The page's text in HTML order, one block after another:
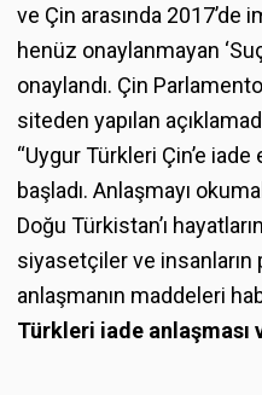
ve Çin arasında 2017’de
henüz onaylanmayan
onaylandı. Çin
siteden yapılan
“Uygur Türkleri Çin’e
başladı. Anlaşmayı
Doğu Türkistan’ı
siyasetçiler ve insanların
anlaşmanın maddeleri
Türkleri iade anlaşması